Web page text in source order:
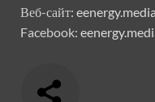
Веб-сайт: eenergy.media
Facebook: